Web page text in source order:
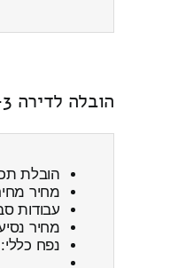
הובלה לדירה 3-x חדרים מניר בנים ← לכפר מנחם כולל פירוק והרכבה
הובלת
מחיר
עבודות
מחיר
נפח